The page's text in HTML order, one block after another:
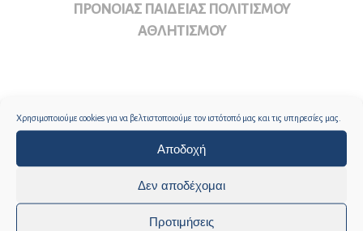
Χρησιμοποιούμε cookies για να βελτιστοποιούμε τον ιστότοπό μας και τις υπηρεσίες μας.
Αποδοχή
Δεν αποδέχομαι
Προτιμήσεις
ΠΡΟΝΟΙΑΣ ΠΑΙΔΕΙΑΣ ΠΟΛΙΤΙΣΜΟΥ
ΑΘΛΗΤΙΣΜΟΥ